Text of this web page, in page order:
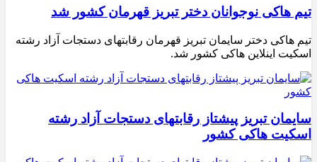
تیم هاکی نوجوانان دختر تبریز قهرمان کشور شد
تیم هاکی دختر سایمان تبریز قهرمان رقابتهای دستجات آزاد رشته
اسکیت اینلاین هاکی کشور شد.
سایمان تبریز پیشتاز رقابتهای دستجات آزاد رشته
اسکیت هاکی کشور